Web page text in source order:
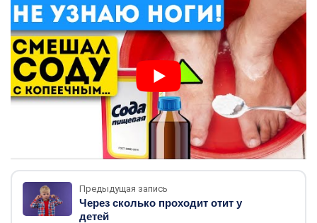
Предыдущая запись
Через сколько проходит отит у
детей